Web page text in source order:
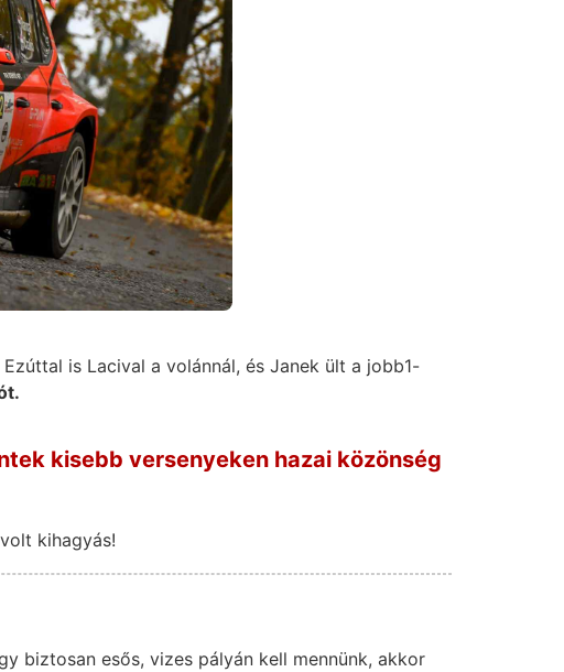
is Lacival a volánnál, és Janek ült a jobb1-
kisebb versenyeken hazai közönség
kihagyás!
biztosan esős, vizes pályán kell mennünk, akkor